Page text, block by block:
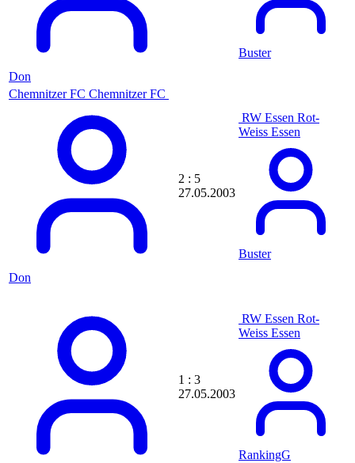
Dirty Harry
DirtyS4nchez
Diter
djkeule
DJTom69
DLHerb
DLH|Klaus Albert
DMX
DN3lloX
DoctorEnte
DoLe
doLife
DoMi
DonEka
DONiel
DonManfred
DonSchilli
Dosenbrot
dosFabos
Downree
DP1
Don
Buster
Chemnitzer FC Chemnitzer FC
Don
2 : 5
27.05.2003
RW Essen Rot-
Weiss Essen
Buster
1 : 3
27.05.2003
RW Essen Rot-
Weiss Essen
RankingG